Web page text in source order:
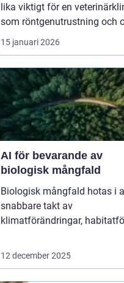
lika viktigt för en
som röntgenutrustning och
15 januari 2026
AI för bevarande av
biologisk mångfald
Biologisk mångfald hotas i
snabbare takt av
klimatförändringar,
12 december 2025